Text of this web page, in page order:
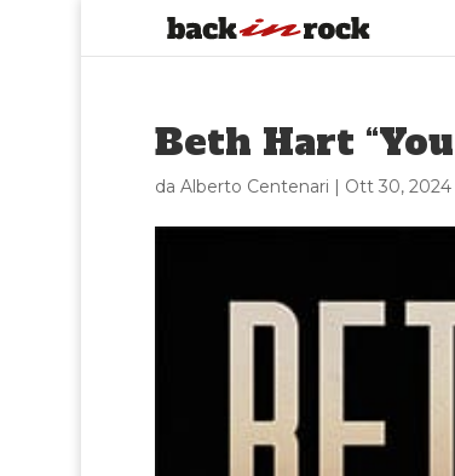
Beth Hart
da Alberto Centenari | Ott 30, 2024